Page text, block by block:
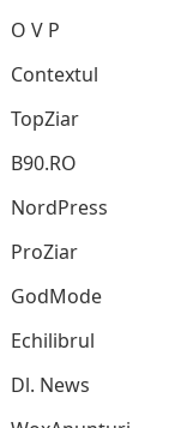
O V P
Contextul
TopZiar
B90.RO
NordPress
ProZiar
GodMode
Echilibrul
Dl. News